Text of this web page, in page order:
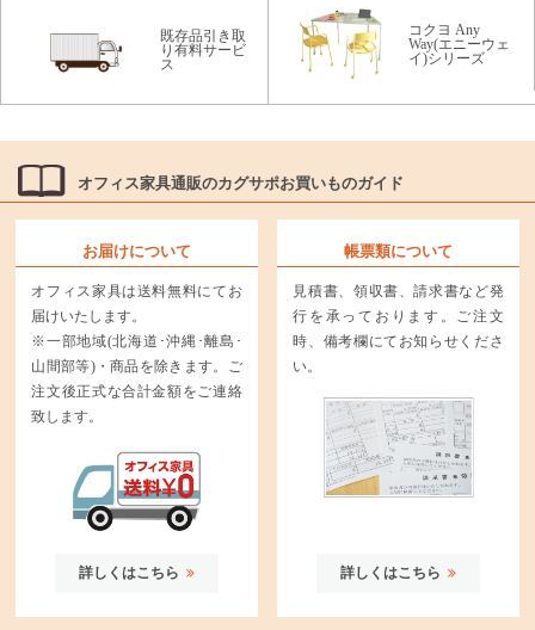
既存品引き取
り有料サービ
ス
コクヨ Any
Way(エニーウェ
イ)シリーズ
オフィス家具通販のカグサポお買いものガイド
お届けについて
オフィス家具は送料無料にてお
届けいたします。
※一部地域(北海道･沖縄･離島･
山間部等)・商品を除きます。ご
注文後正式な合計金額をご連絡
致します。
詳しくはこちら
帳票類について
見積書、領収書、請求書など発
行を承っております。ご注文
時、備考欄にてお知らせくださ
い。
詳しくはこちら